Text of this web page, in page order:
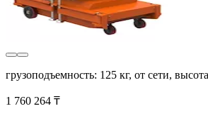
грузоподъемность: 125 кг, от сети,
1 760 264 ₸